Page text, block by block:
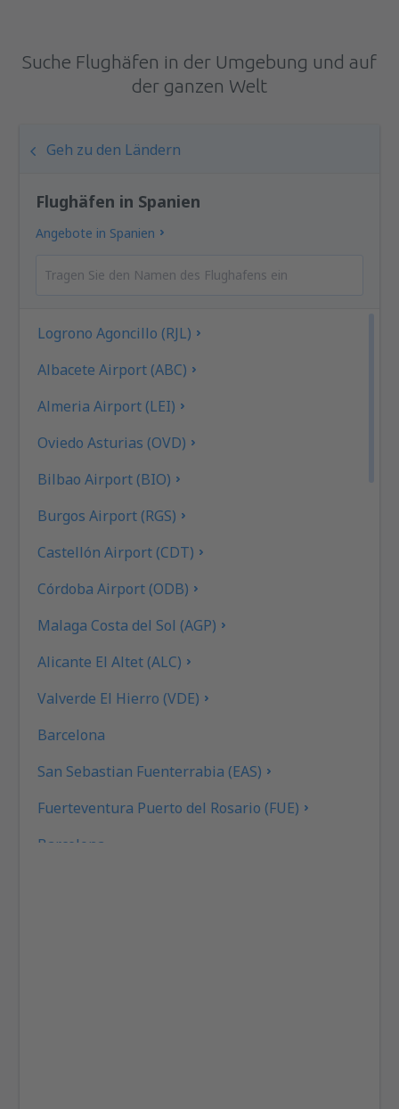
Suche Flughäfen in der Umgebung und auf
der ganzen Welt
Geh zu den Ländern
Flughäfen in Spanien
Angebote in Spanien
Logrono Agoncillo (RJL)
Albacete Airport (ABC)
Almeria Airport (LEI)
Oviedo Asturias (OVD)
Bilbao Airport (BIO)
Burgos Airport (RGS)
Castellón Airport (CDT)
Córdoba Airport (ODB)
Malaga Costa del Sol (AGP)
Alicante El Altet (ALC)
Valverde El Hierro (VDE)
Barcelona
San Sebastian Fuenterrabia (EAS)
Fuerteventura Puerto del Rosario (FUE)
Barcelona